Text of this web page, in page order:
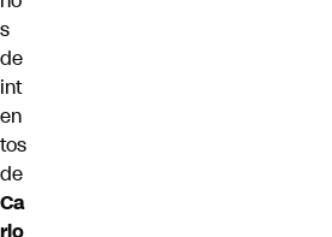
s
de
int
en
tos
de
Ca